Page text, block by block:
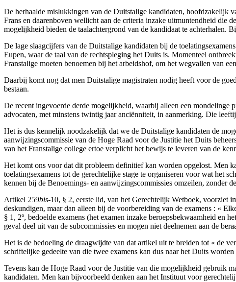
De herhaalde mislukkingen van de Duitstalige kandidaten, hoofdzakelijk
Frans en daarenboven wellicht aan de criteria inzake uitmuntendheid die
mogelijkheid bieden de taalachtergrond van de kandidaat te achterhalen.
De lage slaagcijfers van de Duitstalige kandidaten bij de
Eupen, waar de taal van de rechtspleging het Duits is. Momenteel
Franstalige moeten benoemen bij het arbeidshof, om het wegvallen van
Daarbij komt nog dat men Duitstalige magistraten nodig heeft voor de
bestaan.
De recent ingevoerde derde mogelijkheid, waarbij alleen een mondelinge
advocaten, met minstens twintig jaar anciënniteit, in aanmerking. Die
Het is dus kennelijk noodzakelijk dat we de Duitstalige kandidaten de
aanwijzingscommissie van de Hoge Raad voor de Justitie het Duits
van het Franstalige college ertoe verplicht het bewijs te leveren van de
Het komt ons voor dat dit probleem definitief kan worden opgelost. Men
toelatingsexamens tot de gerechtelijke stage te organiseren voor wat het
kennen bij de Benoemings- en aanwijzingscommissies omzeilen, zonder
Artikel 259bis-10, § 2, eerste lid, van het Gerechtelijk Wetboek, voorziet
deskundigen, maar dan alleen bij de voorbereiding van de examens : «
§ 1, 2º, bedoelde examens (het examen inzake beroepsbekwaamheid en
geval deel uit van de subcommissies en mogen niet deelnemen aan de
Het is de bedoeling de draagwijdte van dat artikel uit te breiden tot « de
schriftelijke gedeelte van die twee examens kan dus naar het Duits
Tevens kan de Hoge Raad voor de Justitie van die mogelijkheid gebruik
kandidaten. Men kan bijvoorbeeld denken aan het Instituut voor